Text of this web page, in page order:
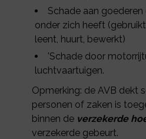
Schade aan
onder zich heeft
leent, huurt, bewerkt)
'Schade door
luchtvaartuigen.
Opmerking: de AVB dekt
personen of zaken is
binnen de verzekerde
verzekerde gebeurt.